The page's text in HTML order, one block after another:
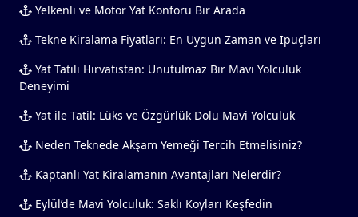
Yelkenli ve Motor Yat Konforu Bir Arada
Tekne Kiralama Fiyatları: En Uygun Zaman ve İpuçları
Yat Tatili Hırvatistan: Unutulmaz Bir Mavi Yolculuk
Deneyimi
Yat ile Tatil: Lüks ve Özgürlük Dolu Mavi Yolculuk
Neden Teknede Akşam Yemeği Tercih Etmelisiniz?
Kaptanlı Yat Kiralamanın Avantajları Nelerdir?
Eylül’de Mavi Yolculuk: Saklı Koyları Keşfedin